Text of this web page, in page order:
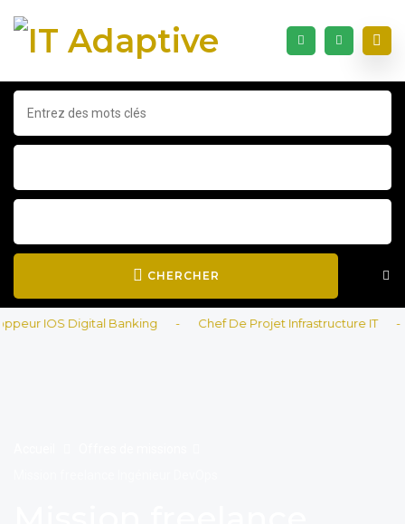
CHERCHER
IOS Digital Banking - Chef De Projet Infrastructure IT -